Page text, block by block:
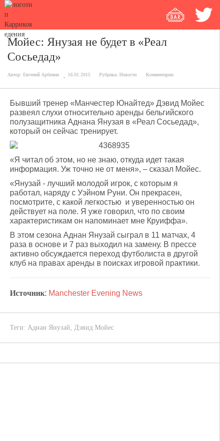
Мойес: Янузая не будет в «Реал
Сосьедад»
Автор: Евгений Арбенин 16.01.2015 Рубрика: Новости Комментарии
Бывший тренер «Манчестер Юнайтед» Дэвид Мойес
развеял слухи относительно аренды бельгийского
полузащитника Аднана Янузая в «Реал Сосьедад»,
который он сейчас тренирует.
«Я читал об этом, но не знаю, откуда идет такая
информация. Уж точно не от меня», – сказал Мойес.
«Янузай - лучший молодой игрок, с которым я
работал, наряду с Уэйном Руни. Он прекрасен,
посмотрите, с какой легкостью и уверенностью он
действует на поле. Я уже говорил, что по своим
характеристикам он напоминает мне Круиффа».
В этом сезона Аднан Янузай сыграл в 11 матчах, 4
раза в основе и 7 раз выходил на замену. В прессе
активно обсуждается переход футболиста в другой
клуб на правах аренды в поисках игровой практики.
Источник: Manchester Evening News
Теги: Аднан Янузай, Дэвид Мойес